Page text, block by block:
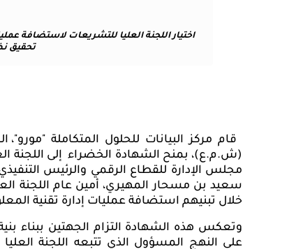
اختياراللجنة العليا للتشريعات لاستضافة
تحقيق
قام مركز البيانات للحلول المتكاملة "مورو"،
(ش.م.ع)، بمنح الشهادة الخضراء إلى اللجنة
مجلس الإدارة للقطاع الرقمي والرئيس
سعيد بن مسحار المهيري، أمين عام اللجنة
خلال تبنيهم استضافة عمليات إدارة تقنية
وتعكس هذه الشهادة التزام الجهتين ببناء
على النهج المسؤول الذي تتبعه اللجنة